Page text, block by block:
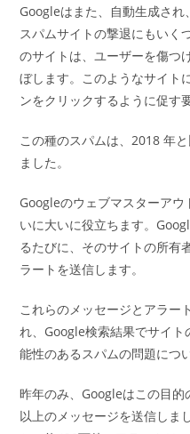
Googleはまた、自動生成さ
スパムサイトの撃退にもいく
のサイトは、ユーザーを傷つ
ぼします。このようなサイト
ンをクリックするように促す
この種のスパムは、2018 年
ました。
Googleのウェブマスターア
いに大いに役立ちます。
るたびに、そのサイトの所有
ラートを送信します。
これらのメッセージとアラー
れ、Google検索結果でサイ
能性のあるスパムの問題につ
昨年のみ、Googleはこの目
以上のメッセージを送信しま